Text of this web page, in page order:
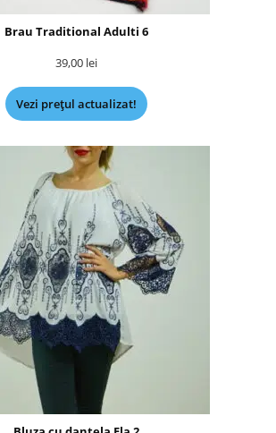
Brau Traditional Adulti 6
39,00 lei
Vezi prețul actualizat!